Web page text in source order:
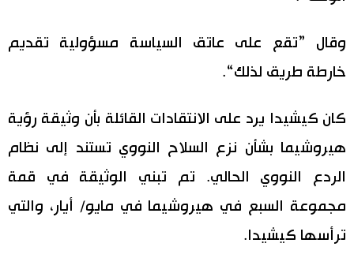
سياسة
اقتصاد
ثقافة
موسوعة اليابان
هو وهي
المطبخ الياباني
وقال ”تقع على عاتق السياسة مسؤولية تقديم
خارطة طريق لذلك“.
كان كيشيدا يرد على الانتقادات القائلة بأن وثيقة رؤية
هيروشيما بشأن نزع السلاح النووي تستند إلى نظام
الردع النووي الحالي. تم تبني الوثيقة في قمة
مجموعة السبع في هيروشيما في مايو/ أيار، والتي
ترأسها كيشيدا.